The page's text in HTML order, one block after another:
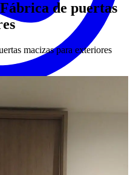
de puertas
macizas para exteriores